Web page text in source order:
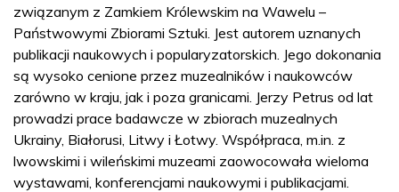
związanym z Zamkiem Królewskim na Wawelu –
Państwowymi Zbiorami Sztuki. Jest autorem uznanych
publikacji naukowych i popularyzatorskich. Jego dokonania
są wysoko cenione przez muzealników i naukowców
zarówno w kraju, jak i poza granicami. Jerzy Petrus od lat
prowadzi prace badawcze w zbiorach muzealnych
Ukrainy, Białorusi, Litwy i Łotwy. Współpraca, m.in. z
lwowskimi i wileńskimi muzeami zaowocowała wieloma
wystawami, konferencjami naukowymi i publikacjami.